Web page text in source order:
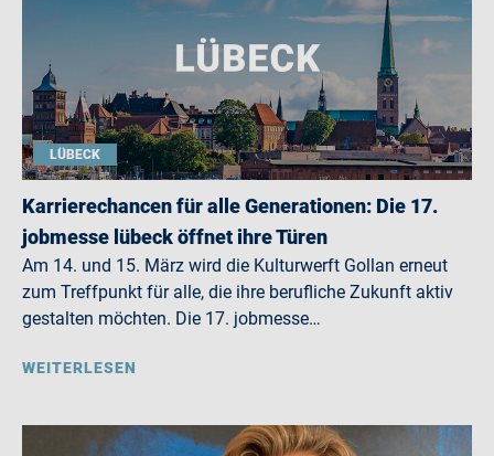
LÜBECK
Karrierechancen für alle Generationen: Die 17.
jobmesse lübeck öffnet ihre Türen
Am 14. und 15. März wird die Kulturwerft Gollan erneut
zum Treffpunkt für alle, die ihre berufliche Zukunft aktiv
gestalten möchten. Die 17. jobmesse…
WEITERLESEN